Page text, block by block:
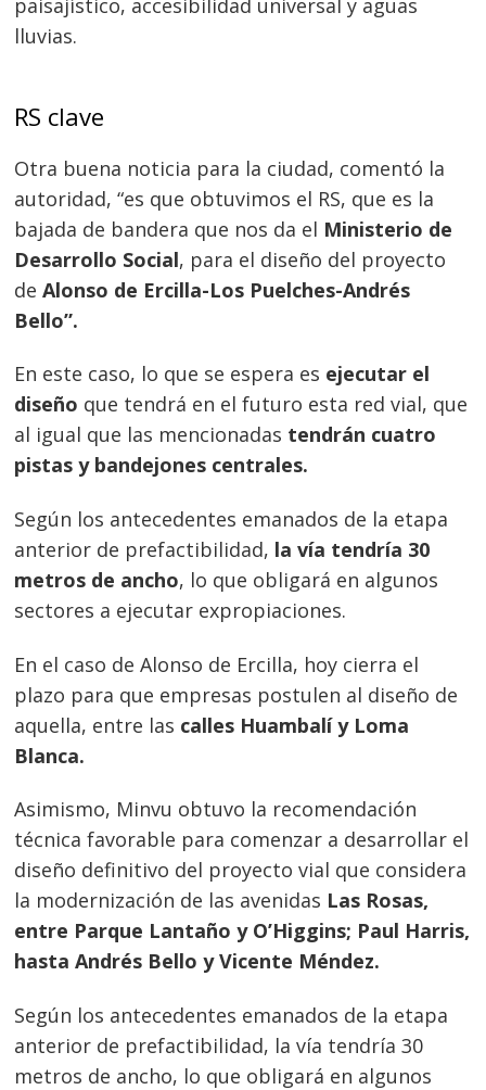
paisajístico, accesibilidad universal y aguas
lluvias.
RS clave
Otra buena noticia para la ciudad, comentó la
autoridad, “es que obtuvimos el RS, que es la
bajada de bandera que nos da el Ministerio de
Desarrollo Social, para el diseño del proyecto
deAlonso de Ercilla-Los Puelches-Andrés
Bello”.
En este caso, lo que se espera es ejecutar el
diseño que tendrá en el futuro esta red vial, que
al igual que las mencionadas tendrán cuatro
pistas y bandejones centrales.
Según los antecedentes emanados de la etapa
anterior de prefactibilidad, la vía tendría 30
metros de ancho, lo que obligará en algunos
sectores a ejecutar expropiaciones.
En el caso de Alonso de Ercilla, hoy cierra el
plazo para que empresas postulen al diseño de
aquella, entre las calles Huambalí y Loma
Blanca.
Asimismo, Minvu obtuvo la recomendación
técnica favorable para comenzar a desarrollar el
diseño definitivo del proyecto vial que considera
la modernización de las avenidas Las Rosas,
entre Parque Lantaño y O’Higgins; Paul Harris,
hasta Andrés Bello y Vicente Méndez.
Según los antecedentes emanados de la etapa
anterior de prefactibilidad, la vía tendría 30
metros de ancho, lo que obligará en algunos
Navegación
entradas